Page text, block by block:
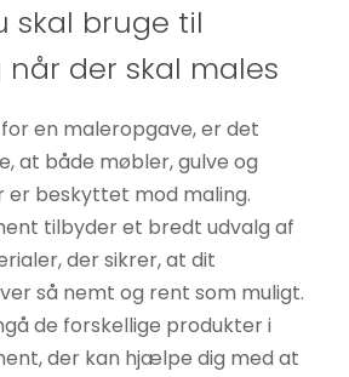
skal bruge til
der skal males
en maleropgave, er det
at både møbler, gulve og
er beskyttet mod maling.
tilbyder et bredt udvalg af
der sikrer, at dit
så nemt og rent som muligt.
de forskellige produkter i
der kan hjælpe dig med at